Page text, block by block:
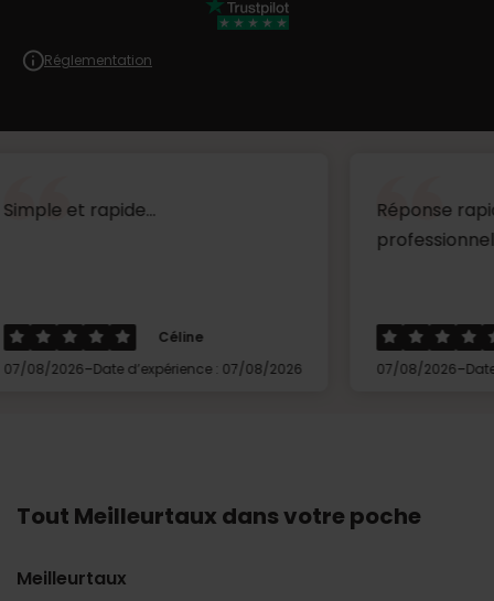
Réglementation
Céline
Date d’expérience : 07/08/2026
Réponse rapide très
professionnel ...
Thierry
07/08/2026
Date
Tout Meilleurtaux dans votre poche
Meilleurtaux